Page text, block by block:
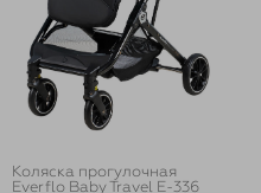
Коляска прогулочная
Everflo Baby Travel E-336